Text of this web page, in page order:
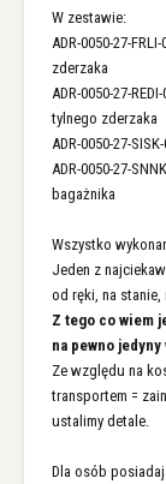
W zestawie:
ADR-0050-27-
zderzaka
ADR-0050-27-
tylnego zderzaka
ADR-0050-27-
ADR-0050-27-
bagażnika
Wszystko
Jeden z
od ręki, na
Z tego co wiem
na pewno
Ze względu na
transportem =
ustalimy detale.
Dla osób